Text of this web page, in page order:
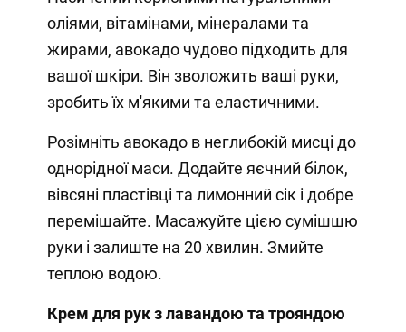
оліями, вітамінами, мінералами та
жирами, авокадо чудово підходить для
вашої шкіри. Він зволожить ваші руки,
зробить їх м'якими та еластичними.
Розімніть авокадо в неглибокій мисці до
однорідної маси. Додайте яєчний білок,
вівсяні пластівці та лимонний сік і добре
перемішайте. Масажуйте цією сумішшю
руки і залиште на 20 хвилин. Змийте
теплою водою.
Крем для рук з лавандою та трояндою